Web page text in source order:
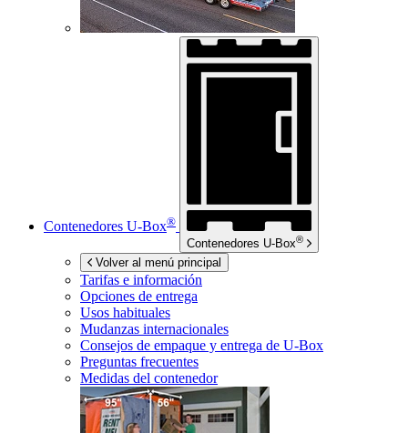
Contenedores U-Box®
Contenedores U-Box®
Volver al menú principal
Tarifas e información
Opciones de entrega
Usos habituales
Mudanzas internacionales
Consejos de empaque y entrega de U-Box
Preguntas frecuentes
Medidas del contenedor